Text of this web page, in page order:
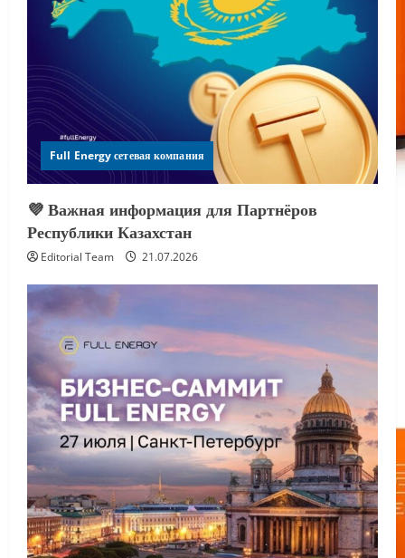
Full Energy сетевая компания
💜 Важная информация для Партнёров
Республики Казахстан
Editorial Team 21.07.2026